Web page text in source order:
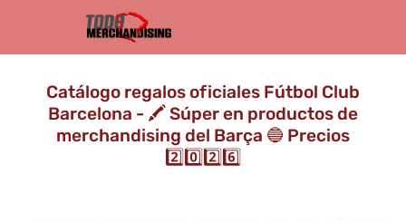
Catálogo regalos oficiales Fútbol Club
Barcelona - 🖍️ Súper en productos de
merchandising del Barça 🔵 Precios
2️⃣0️⃣2️⃣6️⃣